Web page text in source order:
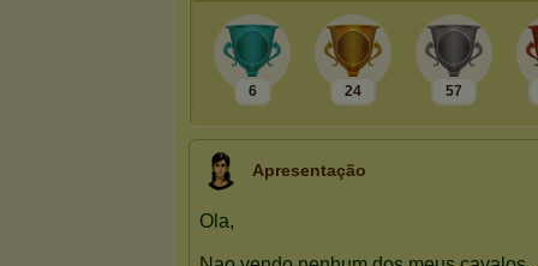
6 24 57
Apresentação